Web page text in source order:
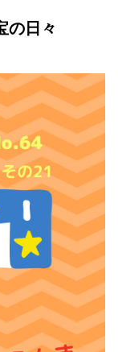
の日々